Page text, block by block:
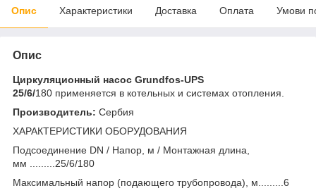
Опис Характеристики Доставка Оплата Умови
Опис
Циркуляционный насос Grundfos-UPS
25/6/180 применяется в котельных и системах отопления.
Производитель: Сербия
ХАРАКТЕРИСТИКИ ОБОРУДОВАНИЯ
Подсоединение DN / Напор, м / Монтажная длина,
мм .........25/6/180
Максимальный напор (подающего трубопровода), м.........6